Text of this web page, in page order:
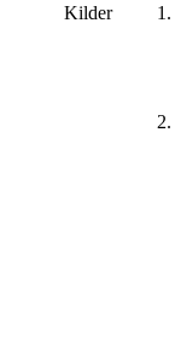
Kilder